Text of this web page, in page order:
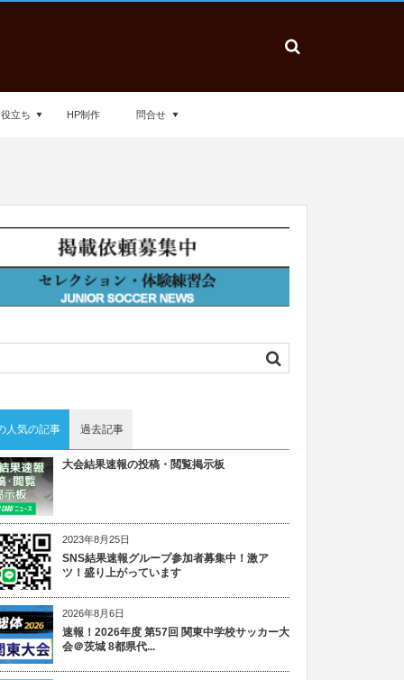
立ち HP制作 問合せ
人気の記事 過去記事
大会結果速報の投稿・閲覧掲示板
2023年8月25日
SNS結果速報グループ参加者募集中！激ア
ツ！盛り上がっています
2026年8月6日
速報！2026年度 第57回 関東中学校サッカー大
会＠茨城 8都県代...